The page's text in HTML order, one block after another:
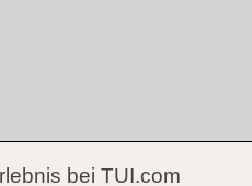
bei TUI.com